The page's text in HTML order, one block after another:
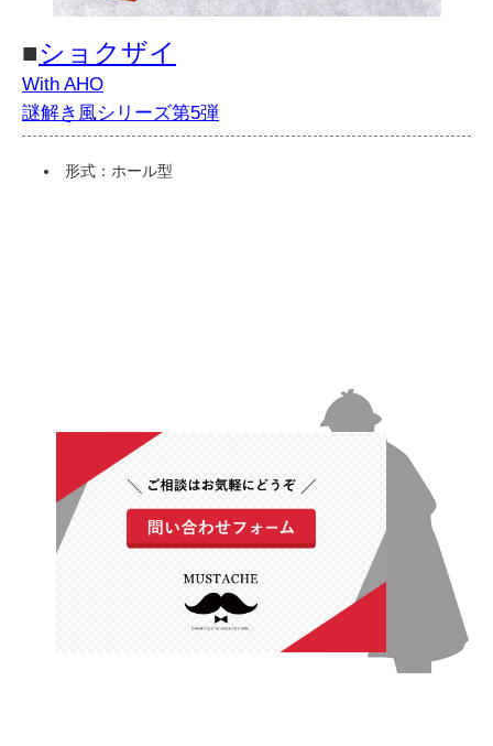
■ショクザイ
With AHO
謎解き風シリーズ第5弾
形式：ホール型